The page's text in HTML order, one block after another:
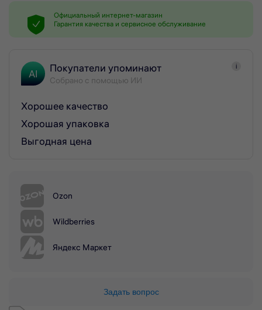
Официальный интернет-магазин
Гарантия качества и сервисное обслуживание
AI Покупатели упоминают
Собрано с помощью ИИ
i
Хорошее качество
Хорошая упаковка
Выгодная цена
Ozon
Wildberries
Яндекс Маркет
Задать вопрос